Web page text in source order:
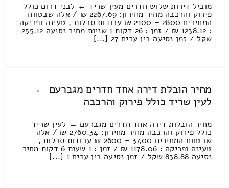
מוביל דירות שלוש חדרים מעין שריד ← לבני דרום כולל
פירוק והרכבה מחיר מחירון: 2267.69 ₪ / אלה שבטווח
המחירים 2800 – 2100 ₪ עבודות סבלות , טעינה ופריקה
: 1238.12 ₪ / זמן : 26 דקות 1 שניות מחיר נסיעה 255.12
שקל / זמן נסיעה בין ערים 27 [...]
מחיר הובלת דירה אחד חדרים מגברעם ←
לעין שריד כולל פירוק והרכבה
מחיר הובלות דירה אחד חדרים מגברעם ← לעין שריד
כולל פירוק והרכבה מחיר מחירון: 2760.34 ₪ / אלה
שבטווח המחירים 3400 – 2600 ₪ עבודות סבלות ,
טעינה ופריקה : 1178.06 ₪ / זמן : 1 שעות 6 דקות מחיר
נסיעה 838.88 שקל / זמן נסיעה בין ערים 1 [...]